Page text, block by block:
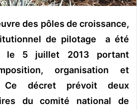
des pôles de croissance,
de pilotage a été
le 5 juillet 2013 portant
organisation et
Ce décret prévoit deux
du comité national de